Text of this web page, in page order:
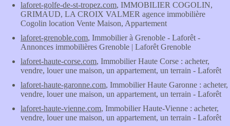
laforet-golfe-de-st-tropez.com, IMMOBILIER COGOLIN,
GRIMAUD, LA CROIX VALMER agence immobilière
Cogolin location Vente Maison, Appartement
laforet-grenoble.com, Immobilier à Grenoble - Laforêt -
Annonces immobilières Grenoble | Laforêt Grenoble
laforet-haute-corse.com, Immobilier Haute Corse : acheter,
vendre, louer une maison, un appartement, un terrain - Laforêt
laforet-haute-garonne.com, Immobilier Haute Garonne : acheter,
vendre, louer une maison, un appartement, un terrain - Laforêt
laforet-haute-vienne.com, Immobilier Haute-Vienne : acheter,
vendre, louer une maison, un appartement, un terrain - Laforêt